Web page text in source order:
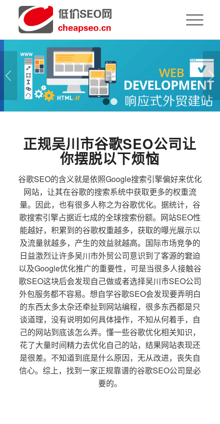
下一页
1 2
正规吴川市谷歌SEO公司让
你摆脱以下烦恼
谷歌SEO的含义就是依照Google搜索引擎偏好来优化
网站，让其在谷歌的搜索系统中获取更多的权重流
量。因此，也有很多人称之为谷歌优化。据统计，谷
歌搜索引擎占据近七成的全球搜索份额。网站SEO性
能越好，积累到的谷歌权重越多，获取的曝光展示以
及流量就越多，产生的效益就越高。国际市场竞争的
日益激烈让许多吴川市外贸公司意识到了客源的窘迫
以及Google优化推广的重要性，可是当很多人接触谷
歌SEO这块后会发现自己做或者选择吴川市SEO公司
外包服务都不容易。想自学谷歌SEO会发现要弄明白
的东西太多太杂还牵扯到网站编程，很多东西都是只
谈道理，没有说明如何具体操作，不知从何着手，自
己的网站到底该怎么弄。懂一些谷歌优化相关知识，
花了大量时间精力去优化自己的站，结果网站表现还
是很差。不知道到底是什么原因，无从改进，丧失自
信心。综上，找到一家正规靠谱的谷歌SEO公司是必
要的。